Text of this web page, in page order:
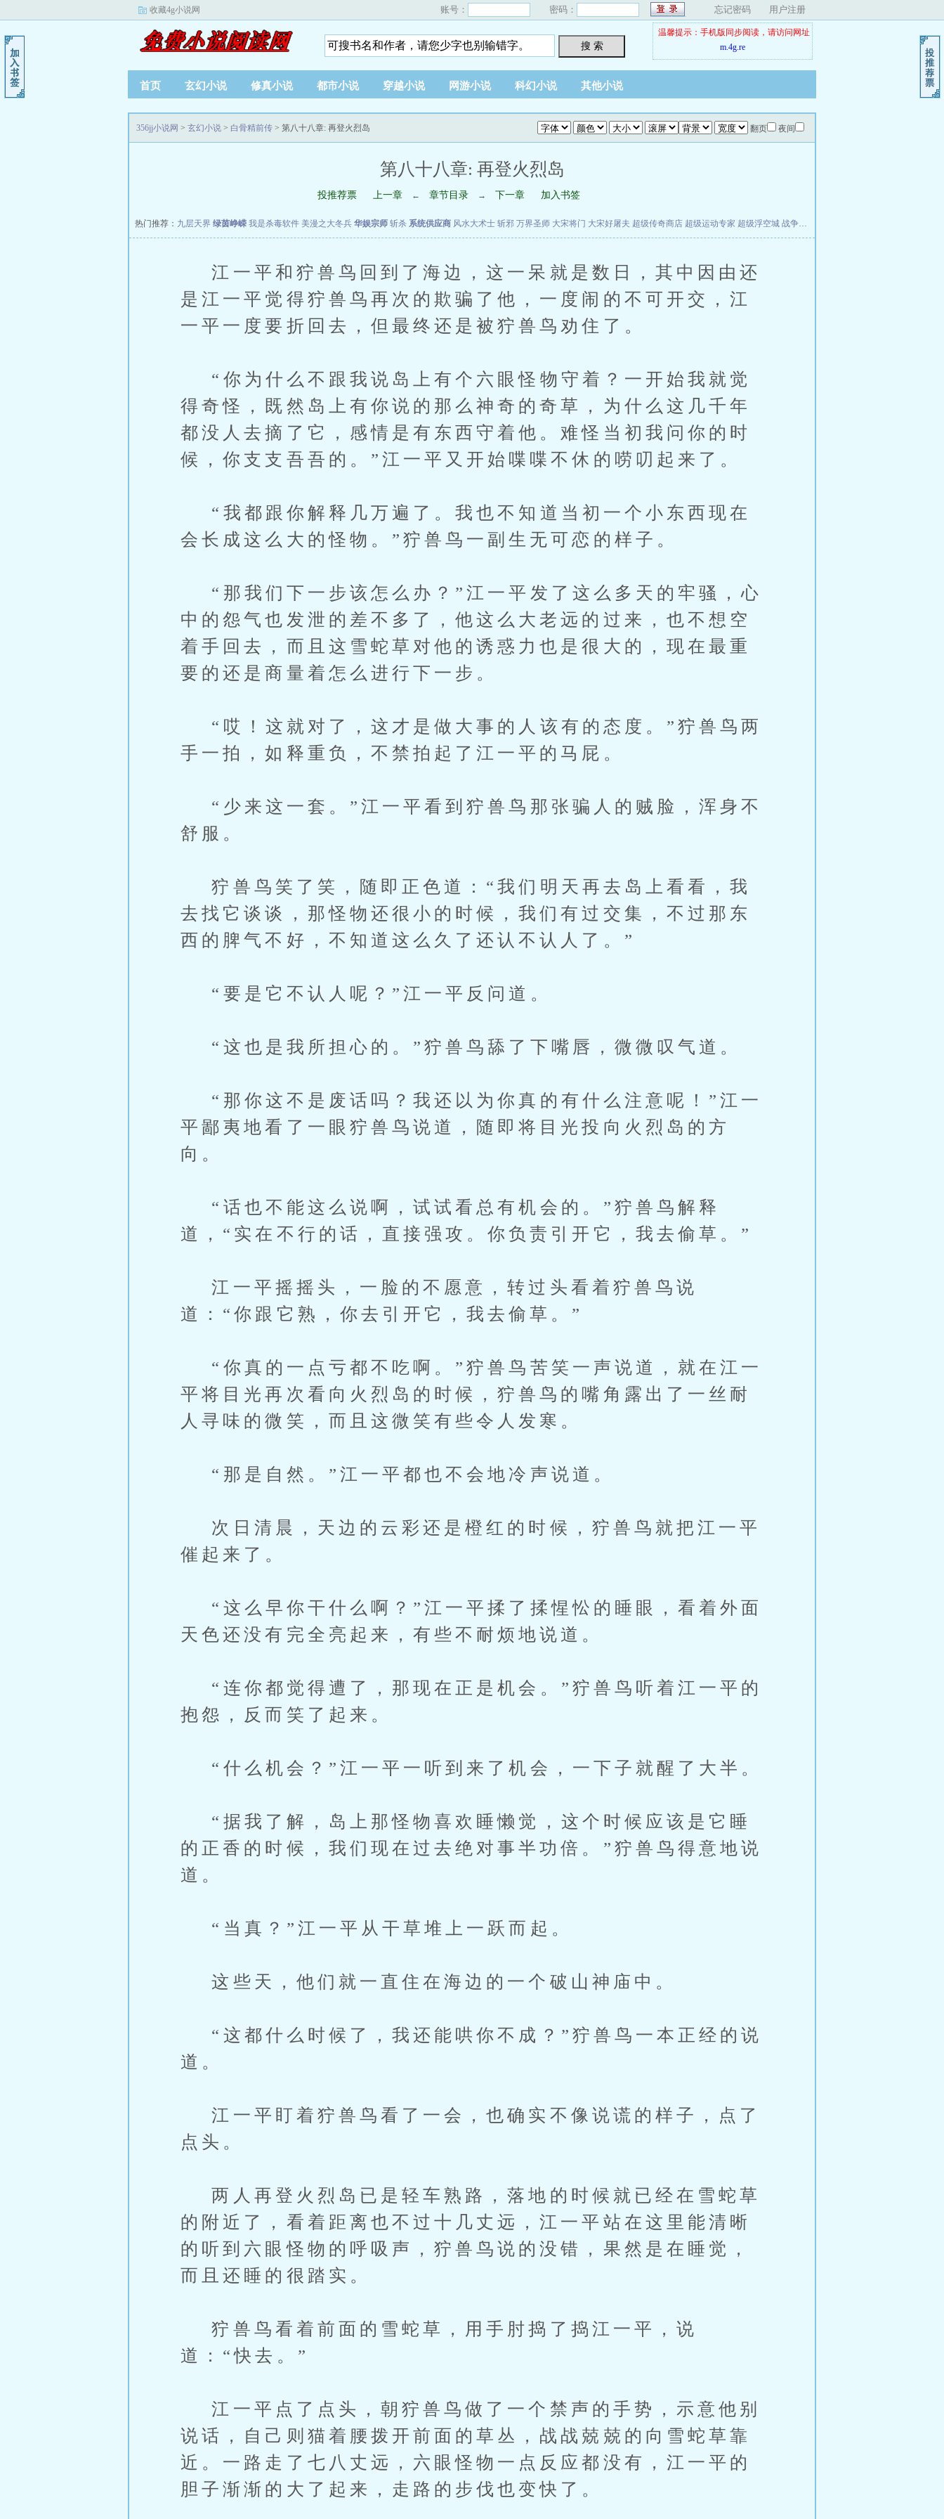
收藏4g小说网 账号： 密码： 忘记密码 用户注册
搜 索
温馨提示：手机版同步阅读，请访问网址
m.4g.re
首页 玄幻小说 修真小说 都市小说 穿越小说 网游小说 科幻小说 其他小说
翻页 夜间
356jj小说网 > 玄幻小说 > 白骨精前传 > 第八十八章: 再登火烈岛
第八十八章: 再登火烈岛
投推荐票 上一章 ← 章节目录 → 下一章 加入书签
热门推荐： 九层天界 绿茵峥嵘 我是杀毒软件 美漫之大冬兵 华娱宗师 斩杀 系统供应商 风水大术士 斩邪 万界圣师 大宋将门 大宋好屠夫 超级传奇商店 超级运动专家 超级浮空城 战争天堂
江一平和狞兽鸟回到了海边，这一呆就是数日，其中因由还
是江一平觉得狞兽鸟再次的欺骗了他，一度闹的不可开交，江
一平一度要折回去，但最终还是被狞兽鸟劝住了。
“你为什么不跟我说岛上有个六眼怪物守着？一开始我就觉
得奇怪，既然岛上有你说的那么神奇的奇草，为什么这几千年
都没人去摘了它，感情是有东西守着他。难怪当初我问你的时
候，你支支吾吾的。”江一平又开始喋喋不休的唠叨起来了。
“我都跟你解释几万遍了。我也不知道当初一个小东西现在
会长成这么大的怪物。”狞兽鸟一副生无可恋的样子。
“那我们下一步该怎么办？”江一平发了这么多天的牢骚，心
中的怨气也发泄的差不多了，他这么大老远的过来，也不想空
着手回去，而且这雪蛇草对他的诱惑力也是很大的，现在最重
要的还是商量着怎么进行下一步。
“哎！这就对了，这才是做大事的人该有的态度。”狞兽鸟两
手一拍，如释重负，不禁拍起了江一平的马屁。
“少来这一套。”江一平看到狞兽鸟那张骗人的贼脸，浑身不
舒服。
狞兽鸟笑了笑，随即正色道：“我们明天再去岛上看看，我
去找它谈谈，那怪物还很小的时候，我们有过交集，不过那东
西的脾气不好，不知道这么久了还认不认人了。”
“要是它不认人呢？”江一平反问道。
“这也是我所担心的。”狞兽鸟舔了下嘴唇，微微叹气道。
“那你这不是废话吗？我还以为你真的有什么注意呢！”江一
平鄙夷地看了一眼狞兽鸟说道，随即将目光投向火烈岛的方
向。
“话也不能这么说啊，试试看总有机会的。”狞兽鸟解释
道，“实在不行的话，直接强攻。你负责引开它，我去偷草。”
江一平摇摇头，一脸的不愿意，转过头看着狞兽鸟说
道：“你跟它熟，你去引开它，我去偷草。”
“你真的一点亏都不吃啊。”狞兽鸟苦笑一声说道，就在江一
平将目光再次看向火烈岛的时候，狞兽鸟的嘴角露出了一丝耐
人寻味的微笑，而且这微笑有些令人发寒。
“那是自然。”江一平都也不会地冷声说道。
次日清晨，天边的云彩还是橙红的时候，狞兽鸟就把江一平
催起来了。
“这么早你干什么啊？”江一平揉了揉惺忪的睡眼，看着外面
天色还没有完全亮起来，有些不耐烦地说道。
“连你都觉得遭了，那现在正是机会。”狞兽鸟听着江一平的
抱怨，反而笑了起来。
“什么机会？”江一平一听到来了机会，一下子就醒了大半。
“据我了解，岛上那怪物喜欢睡懒觉，这个时候应该是它睡
的正香的时候，我们现在过去绝对事半功倍。”狞兽鸟得意地说
道。
“当真？”江一平从干草堆上一跃而起。
这些天，他们就一直住在海边的一个破山神庙中。
“这都什么时候了，我还能哄你不成？”狞兽鸟一本正经的说
道。
江一平盯着狞兽鸟看了一会，也确实不像说谎的样子，点了
点头。
两人再登火烈岛已是轻车熟路，落地的时候就已经在雪蛇草
的附近了，看着距离也不过十几丈远，江一平站在这里能清晰
的听到六眼怪物的呼吸声，狞兽鸟说的没错，果然是在睡觉，
而且还睡的很踏实。
狞兽鸟看着前面的雪蛇草，用手肘捣了捣江一平，说
道：“快去。”
江一平点了点头，朝狞兽鸟做了一个禁声的手势，示意他别
说话，自己则猫着腰拨开前面的草丛，战战兢兢的向雪蛇草靠
近。一路走了七八丈远，六眼怪物一点反应都没有，江一平的
胆子渐渐的大了起来，走路的步伐也变快了。